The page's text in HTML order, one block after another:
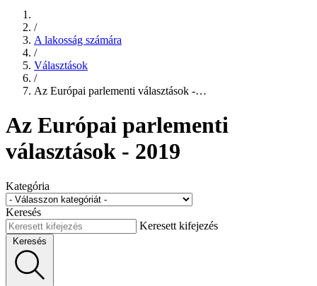
/
A lakosság számára
/
Választások
/
Az Európai parlementi választások -…
Az Európai parlementi
választások - 2019
Kategória
Keresés
Keresett kifejezés
Keresés